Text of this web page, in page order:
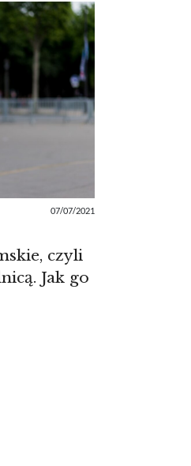
07/07/2021
czyli
Jak go